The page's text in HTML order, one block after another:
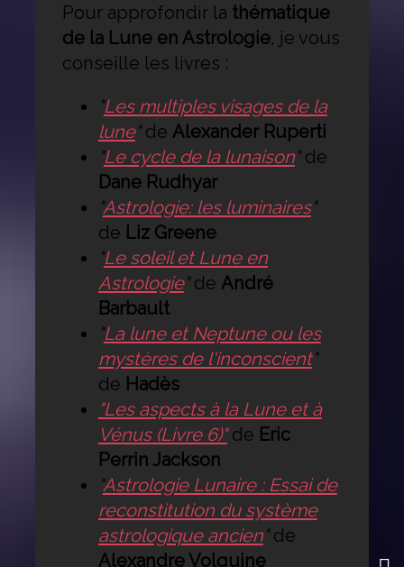
Pour approfondir la thématique
de la Lune en Astrologie, je vous
conseille les livres :
"Les multiples visages de la
lune"de Alexander Ruperti
"Le cycle de la lunaison"de
Dane Rudhyar
"Astrologie: les luminaires"
de Liz Greene
"Le soleil et Lune en
Astrologie"de André
Barbault
"La lune et Neptune ou les
mystères de l'inconscient"
de Hadès
"Les aspects à la Lune et à
Vénus (Livre 6)"de Eric
Perrin Jackson
"Astrologie Lunaire : Essai de
reconstitution du système
astrologique ancien"de
Alexandre Volguine